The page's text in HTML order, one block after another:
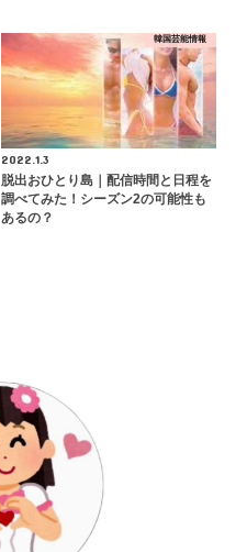
韓国芸能情報
2022.1.3
脱出おひとり島｜配信時間と日程を
調べてみた！シーズン2の可能性も
あるの？